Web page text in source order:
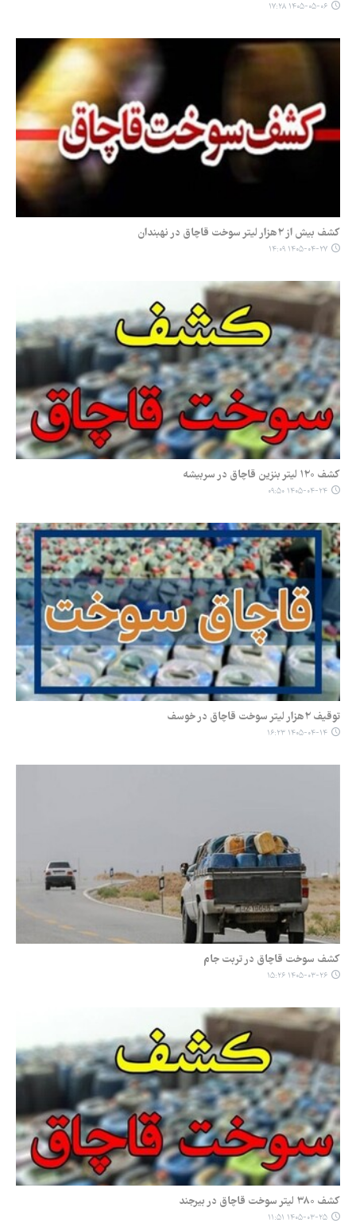
۱۴۰۵-۰۵-۰۶ ۱۷:۲۸
کشف بیش از ۲هزار لیتر سوخت قاچاق در نهبندان
۱۴۰۵-۰۴-۲۷ ۱۴:۰۹
کشف ۱۲۰ لیتر بنزین قاچاق در سربیشه
۱۴۰۵-۰۴-۲۴ ۰۹:۵۰
توقیف ۲هزار لیتر سوخت قاچاق در خوسف
۱۴۰۵-۰۴-۱۴ ۱۶:۲۳
کشف سوخت قاچاق در تربت جام
۱۴۰۵-۰۳-۲۶ ۱۵:۲۶
کشف ۳۸۰ لیتر سوخت قاچاق در بیرجند
۱۴۰۵-۰۳-۲۵ ۱۱:۵۱